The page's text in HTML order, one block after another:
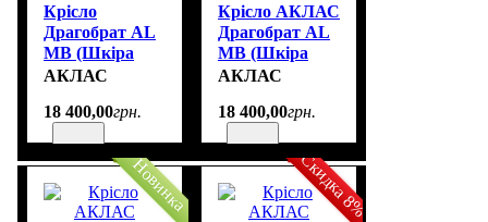
Крісло
Драгобрат AL
MB (Шкіра
LC-A Black/PU
00179840
АКЛАС
18 400,00грн.
Крісло АКЛАС
Драгобрат AL
MB (Шкіра
LC-K Dark
brown) Код:
АКЛАС
18 400,00грн.
Новинка Скидка 8%